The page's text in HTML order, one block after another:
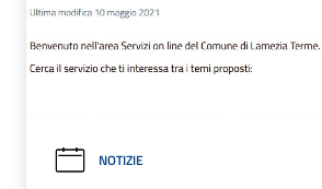
NOTIZIE